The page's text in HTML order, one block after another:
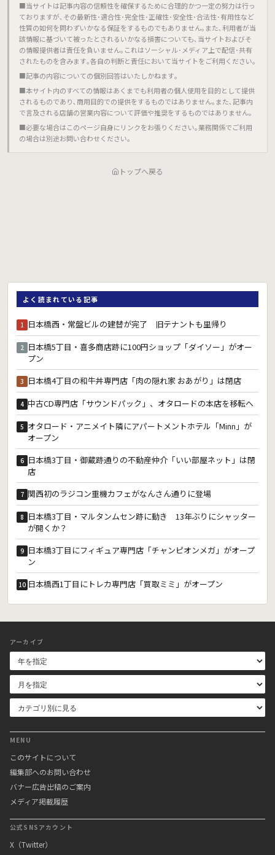
■当サイトは記事内容の信頼性を確保するために合理的かつ一定の努力は行っ
ておりますが､その最新性･適合性･完全性･正確性･安全性･合法性･有用性など
性質の如何を問わずいかなる保証をするものでもありません｡また､利用者が当
該情報に基づいて被ったとされるいかなる損害についても､当サイトおよびそ
の情報提供者は責任を負いません｡これはソーシャル･メディア上で配信･共有
されたものを含みます｡各自の判断と責任において当サイトをご利用ください｡
■記事の内容についての個別回答はいたしかねます｡
■本サイト内のすべての情報はあくまでも利用者の個人使用を目的として提供
されるものであり､商用目的での提供をするものではありません｡また､記事内
で言及される店舗の営業内容について評価や推奨をするものではありません｡
■必要な場合はこのページ自身にリンクをお張りください｡業務関係でご利用
の場合は別途お問い合わせください｡
トップへ戻る
よく読まれている記事
1 日本橋西・常盤ビルの建替が完了 旧テナントも里帰り
2 日本橋5丁目・喜多商店跡に100円ショップ「ダイソー」がオー
プン
3 日本橋4丁目の和牛丼専門店「肉の隠れ家 おあがり」は閉店
4 中古CD専門店「サウンドパック」、オタロードの本店を移転へ
5 オタロード・アニメイト隣にアパートメントホテル「Minn」が
オープン
6 日本橋3丁目・御蔵跡通りの不動産仲介「いい部屋ネット」は閉
店
7 関西初のラジコン重機カフェがなんさん通りに登場
8 日本橋3丁目・マルタンムセン跡に動き 13年ぶりにシャッター
が開くか？
9 日本橋3丁目にフィギュア専門店「チャンピオンメガ」がオープ
ン
10 日本橋西1丁目にトレカ専門店「買取ミミ」がオープン
アーカイブ
MENU
このサイトについて
編集部へのお問い合わせ
バナー広告出稿のご案内
メディア掲載履歴
公式SNSアカウント
X（Twitter）